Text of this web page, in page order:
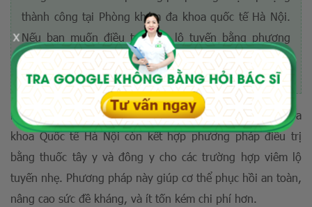
thành công tại Phòng khám đa khoa quốc tế Hà Nội.
Nếu bạn muốn điều trị viêm lộ tuyến bằng phương
pháp sóng cao tần RFA, hãy nhanh tay đăng ký
TẠI ĐÂY!
Ngoài điều trị bệnh bằng sóng cao tần, phòng khám Đa
khoa Quốc tế Hà Nội còn kết hợp phương pháp điều trị
bằng thuốc tây y và đông y cho các trường hợp viêm lộ
tuyến nhẹ. Phương pháp này giúp cơ thể phục hồi an toàn,
nâng cao sức đề kháng, và ít tốn kém chi phí hơn.
x